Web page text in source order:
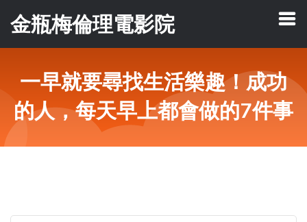
金瓶梅倫理電影院
一早就要尋找生活樂趣！成功
的人，每天早上都會做的7件事